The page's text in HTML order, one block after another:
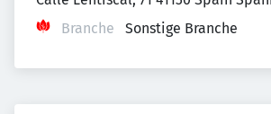
Branche
Sonstige Branche